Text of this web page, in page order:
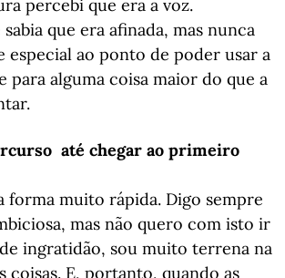
percebi que era a voz.
que era afinada, mas nunca
especial ao ponto de poder usar a
para alguma coisa maior do que a
até chegar ao primeiro
forma muito rápida. Digo sempre
mas não quero com isto ir
ingratidão, sou muito terrena na
coisas. E, portanto, quando as